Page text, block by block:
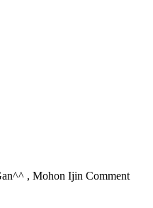
, Mohon Ijin Comment